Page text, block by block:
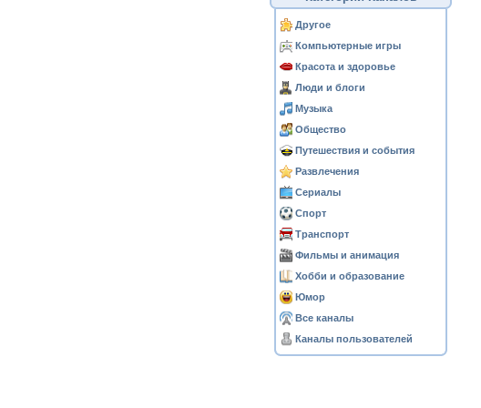
Другое
Компьютерные игры
Красота и здоровье
Люди и блоги
Музыка
Общество
Путешествия и события
Развлечения
Сериалы
Спорт
Транспорт
Фильмы и анимация
Хобби и образование
Юмор
Все каналы
Каналы пользователей